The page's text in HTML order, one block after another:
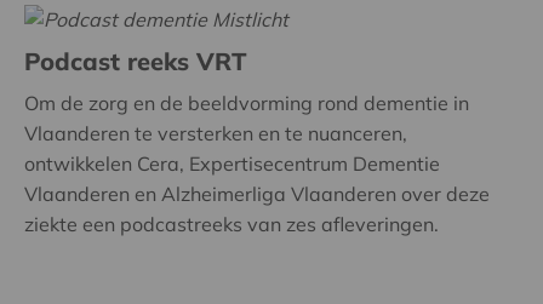
Podcast reeks VRT
Om de zorg en de beeldvorming rond dementie in
Vlaanderen te versterken en te nuanceren,
ontwikkelen Cera, Expertisecentrum Dementie
Vlaanderen en Alzheimerliga Vlaanderen over deze
ziekte een podcastreeks van zes afleveringen.